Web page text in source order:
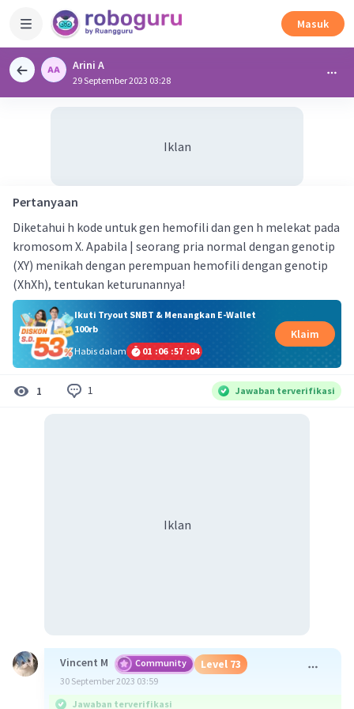
Masuk
Arini A
29 September 2023 03:28
Iklan
Pertanyaan
Diketahui h kode untuk gen hemofili dan gen h melekat pada
kromosom X. Apabila | seorang pria normal dengan genotip
(XY) menikah dengan perempuan hemofili dengan genotip
(XhXh), tentukan keturunannya!
Ikuti Tryout SNBT & Menangkan E-Wallet
100rb
Habis dalam
01 :06 :57 :04
Klaim
1 1 Jawaban terverifikasi
Iklan
Vincent M Community Level 73
30 September 2023 03:59
Jawaban terverifikasi